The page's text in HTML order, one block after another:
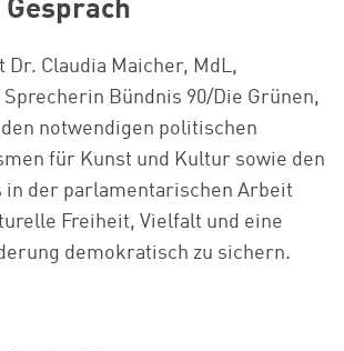
Dr. Claudia Maicher, MdL,
Bündnis 90/Die Grünen,
notwendigen politischen
für Kunst und Kultur sowie den
in der parlamentarischen Arbeit
Freiheit, Vielfalt und eine
demokratisch zu sichern.